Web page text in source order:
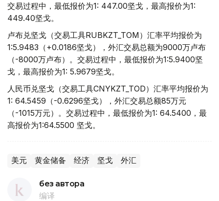
交易过程中，最低报价为1: 447.00坚戈，最高报价为1:
449.40坚戈。
卢布兑坚戈（交易工具RUBKZT_TOM）汇率平均报价为
1:5.9483（+0.0186坚戈），外汇交易总额为9000万卢布
（-8000万卢布）。交易过程中，最低报价为1:5.9400坚
戈，最高报价为1: 5.9679坚戈。
人民币兑坚戈（交易工具CNYKZT_TOD）汇率平均报价为
1: 64.5459（-0.6296坚戈），外汇交易总额85万元
（-1015万元）。交易过程中，最低报价为1: 64.5400，最
高报价为1:64.5500 坚戈。
美元 黄金储备 经济 坚戈 外汇
без автора
编译